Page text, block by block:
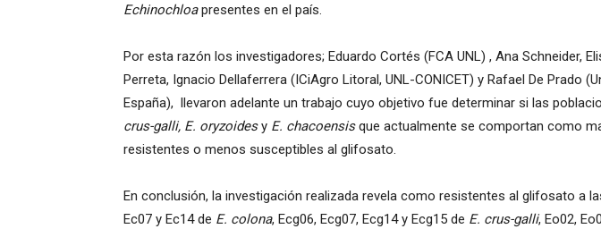
Echinochloapresentes en el país.
Por esta razón los investigadores; Eduardo Cortés (FCA UNL) , Ana Schneider,
Perreta, Ignacio Dellaferrera (ICiAgro Litoral, UNL-CONICET) y Rafael De Prado
España), llevaron adelante un trabajo cuyo objetivo fue determinar si las
crus-galli, E. oryzoidesy E. chacoensisque actualmente se comportan como
resistentes o menos susceptibles al glifosato.
En conclusión, la investigación realizada revela como resistentes al glifosato a
Ec07 y Ec14 de E. colona, Ecg06, Ecg07, Ecg14 y Ecg15 de E. crus-galli, Eo02,